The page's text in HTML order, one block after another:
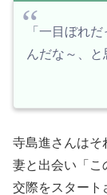
「一目ぼれ
んだな～、と
寺島進さんはそ
妻と出会い「こ
交際をスタート